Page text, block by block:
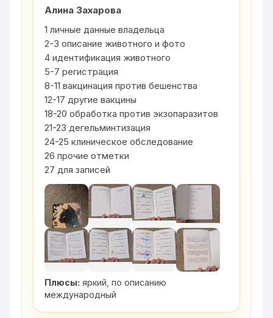
Алина Захарова
1 личные данные владельца
2-3 описание животного и фото
4 идентификация животного
5-7 регистрация
8-11 вакцинация против бешенства
12-17 другие вакцины
18-20 обработка против экзопаразитов
21-23 дегельминтизация
24-25 клиническое обследование
26 прочие отметки
27 для записей
Плюсы: яркий, по описанию
международный